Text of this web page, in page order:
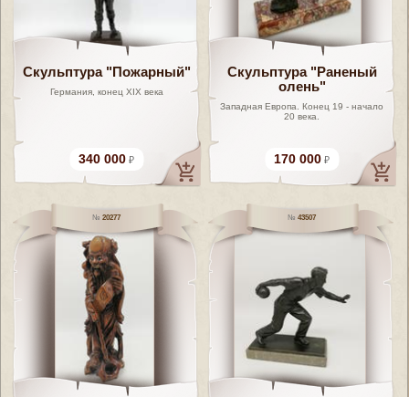
Скульптура "Пожарный"
Германия, конец XIX века
340 000
Скульптура "Раненый
олень"
Западная Европа. Конец 19 - начало
20 века.
170 000
20277 43507